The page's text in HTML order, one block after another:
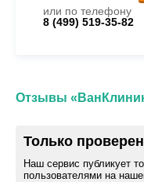
или по телефону
8 (499) 519-35-82
Отзывы
Только
Наш сервис публикует
пользователями на